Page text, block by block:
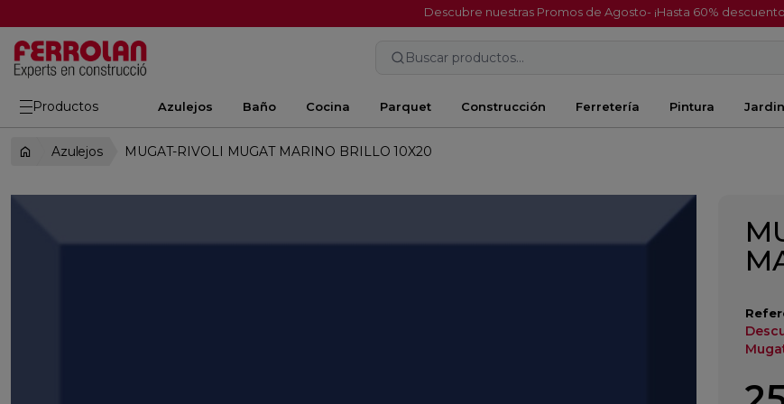
Descubre nuestras Promos de Agosto- ¡Hasta 60%
Buscar productos...
Productos Azulejos Baño Cocina Parquet Construcción Ferretería Pintura
Azulejos MUGAT-RIVOLI MUGAT MARINO BRILLO 10X20